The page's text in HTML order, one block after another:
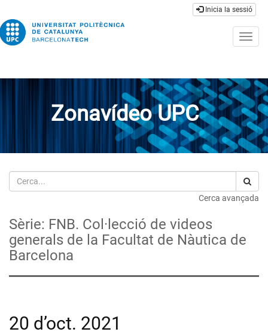
Inicia la sessió
Zonavídeo UPC
Cerca
Cerca avançada
Sèrie: FNB. Col·lecció de videos
generals de la Facultat de Nàutica de
Barcelona
20 d’oct. 2021